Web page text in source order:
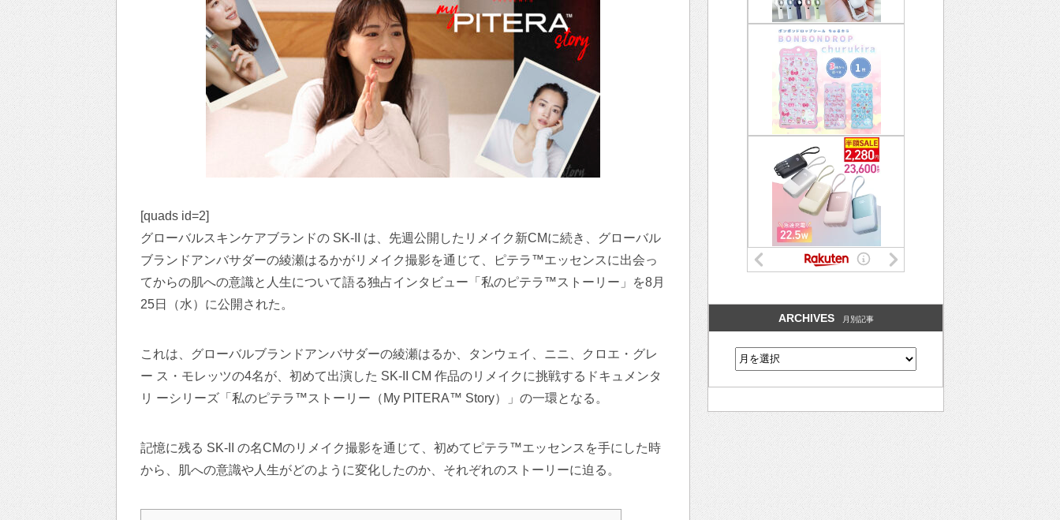
[quads id=2]
グローバルスキンケアブランドの SK-II は、先週公開したリメイク新CMに続き、グローバル
ブランドアンバサダーの綾瀬はるかがリメイク撮影を通じて、ピテラ™エッセンスに出会っ
てからの肌への意識と人生について語る独占インタビュー「私のピテラ™ストーリー」を8月
25日（水）に公開された。
これは、グローバルブランドアンバサダーの綾瀬はるか、タンウェイ、ニニ、クロエ・グレ
ー ス・モレッツの4名が、初めて出演した SK-II CM 作品のリメイクに挑戦するドキュメンタ
リ ーシリーズ「私のピテラ™ストーリー（My PITERA™ Story）」の一環となる。
記憶に残る SK-II の名CMのリメイク撮影を通じて、初めてピテラ™エッセンスを手にした時
から、肌への意識や人生がどのように変化したのか、それぞれのストーリーに迫る。
ARCHIVES 月別記事